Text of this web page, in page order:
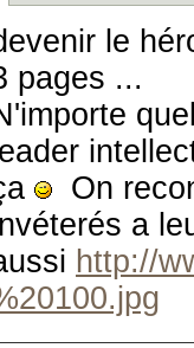
le
pages ...
leader
On
a
http://